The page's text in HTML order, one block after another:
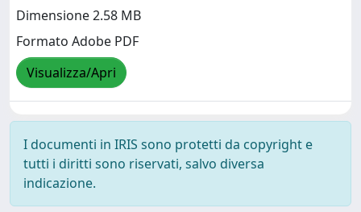
Dimensione 2.58 MB
Formato Adobe PDF
Visualizza/Apri
I documenti in IRIS sono protetti da copyright e
tutti i diritti sono riservati, salvo diversa
indicazione.